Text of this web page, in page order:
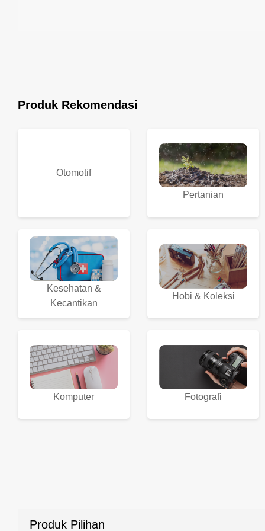
Produk Rekomendasi
Otomotif
Pertanian
Kesehatan &
Kecantikan
Hobi & Koleksi
Komputer Fotografi
Produk Pilihan